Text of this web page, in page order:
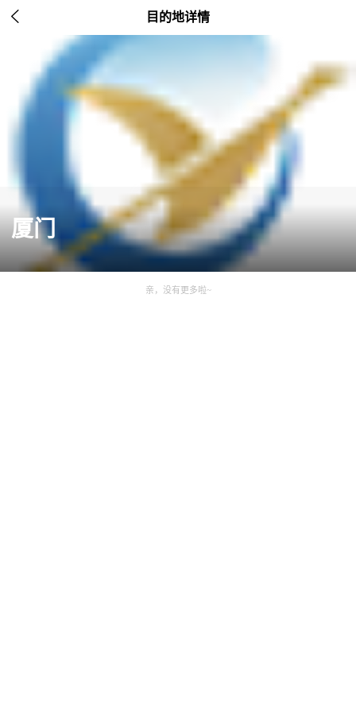
 目的地详情
厦门
亲，没有更多啦~